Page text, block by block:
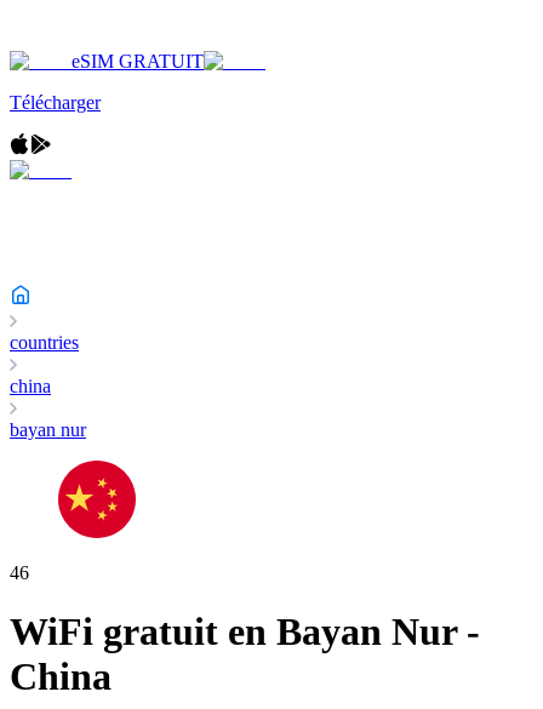
eSIM GRATUIT
Télécharger
countries
china
bayan nur
46
WiFi gratuit en Bayan Nur-
China